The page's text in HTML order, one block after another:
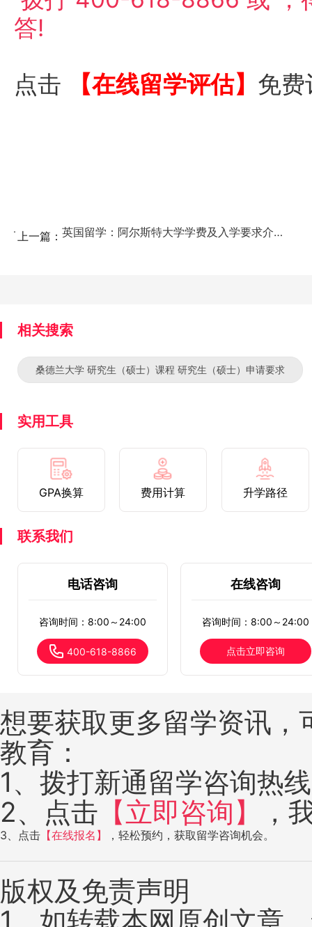
答!
点击 【在线留学评估】 免费
上一篇： 英国留学：阿尔斯特大学学费及入学要求介绍 ...
相关搜索
桑德兰大学 研究生（硕士）课程 研究生（硕士）申请要求
实用工具
GPA换算 费用计算 升学路径
联系我们
电话咨询
咨询时间：8:00～24:00
400-618-8866
在线咨询
咨询时间：8:00～24:00
点击立即咨询
想要获取更多留学资讯
教育：
1、拨打新通留学咨询热
2、点击 【立即咨询】 ，
3、点击 【在线报名】 ，轻松预约，获取留学咨询机会。
版权及免责声明
1、如转载本网原创文章